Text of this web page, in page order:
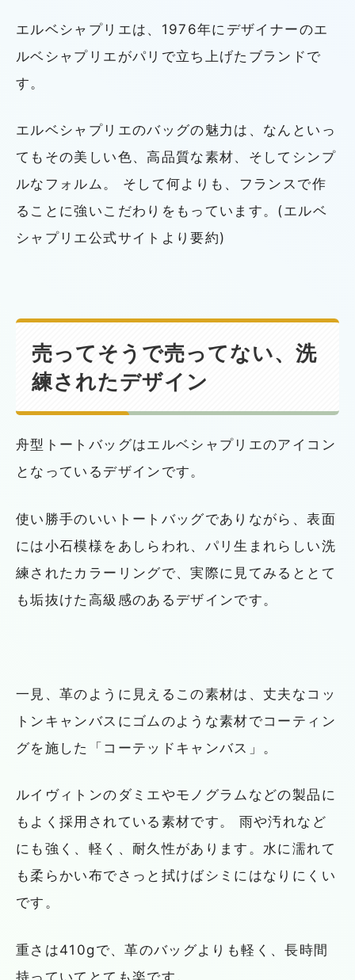
エルベシャプリエは、1976年にデザイナーのエ
ルベシャプリエがパリで立ち上げたブランドで
す。
エルベシャプリエのバッグの魅力は、なんといっ
てもその美しい色、高品質な素材、そしてシンプ
ルなフォルム。 そして何よりも、フランスで作
ることに強いこだわりをもっています。(エルベ
シャプリエ公式サイトより要約)
売ってそうで売ってない、洗
練されたデザイン
舟型トートバッグはエルベシャプリエのアイコン
となっているデザインです。
使い勝手のいいトートバッグでありながら、表面
には小石模様をあしらわれ、パリ生まれらしい洗
練されたカラーリングで、実際に見てみるととて
も垢抜けた高級感のあるデザインです。
一見、革のように見えるこの素材は、丈夫なコッ
トンキャンバスにゴムのような素材でコーティン
グを施した「コーテッドキャンバス」。
ルイヴィトンのダミエやモノグラムなどの製品に
もよく採用されている素材です。 雨や汚れなど
にも強く、軽く、耐久性があります。水に濡れて
も柔らかい布でさっと拭けばシミにはなりにくい
です。
重さは410g で、革のバッグよりも軽く、長時間
持っていてとても楽です。